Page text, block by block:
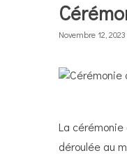
Novembre 12, 2023
La
déroulée au